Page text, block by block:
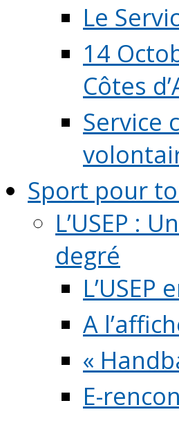
Le
14
Côtes
Service
Sport pour
L’USEP :
degré
L’USEP
A
«
E-